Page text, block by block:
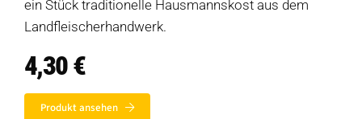
ein Stück traditionelle Hausmannskost aus dem
Landfleischerhandwerk.
4,30€
Produkt ansehen